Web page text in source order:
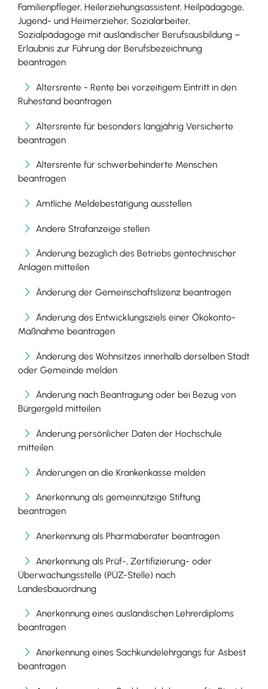
Familienpfleger, Heilerziehungsassistent, Heilpädagoge,
Jugend- und Heimerzieher, Sozialarbeiter,
Sozialpädagoge mit ausländischer Berufsausbildung –
Erlaubnis zur Führung der Berufsbezeichnung
beantragen
Altersrente - Rente bei vorzeitigem Eintritt in den
Ruhestand beantragen
Altersrente für besonders langjährig Versicherte
beantragen
Altersrente für schwerbehinderte Menschen
beantragen
Amtliche Meldebestätigung ausstellen
Andere Strafanzeige stellen
Änderung bezüglich des Betriebs gentechnischer
Anlagen mitteilen
Änderung der Gemeinschaftslizenz beantragen
Änderung des Entwicklungsziels einer Ökokonto-
Maßnahme beantragen
Änderung des Wohnsitzes innerhalb derselben Stadt
oder Gemeinde melden
Änderung nach Beantragung oder bei Bezug von
Bürgergeld mitteilen
Änderung persönlicher Daten der Hochschule
mitteilen
Änderungen an die Krankenkasse melden
Anerkennung als gemeinnützige Stiftung
beantragen
Anerkennung als Pharmaberater beantragen
Anerkennung als Prüf-, Zertifizierung- oder
Überwachungsstelle (PÜZ-Stelle) nach
Landesbauordnung
Anerkennung eines ausländischen Lehrerdiploms
beantragen
Anerkennung eines Sachkundelehrgangs für Asbest
beantragen